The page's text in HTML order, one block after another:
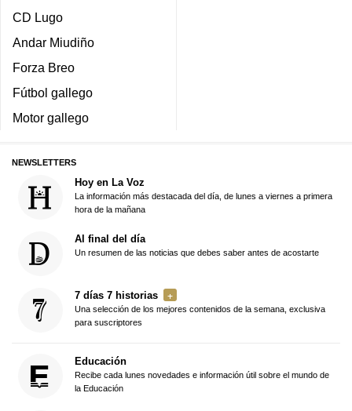
CD Lugo
Andar Miudiño
Forza Breo
Fútbol gallego
Motor gallego
NEWSLETTERS
Hoy en La Voz
La información más destacada del día, de lunes a viernes a primera
hora de la mañana
Al final del día
Un resumen de las noticias que debes saber antes de acostarte
7 días 7 historias
Una selección de los mejores contenidos de la semana, exclusiva
para suscriptores
Educación
Recibe cada lunes novedades e información útil sobre el mundo de
la Educación